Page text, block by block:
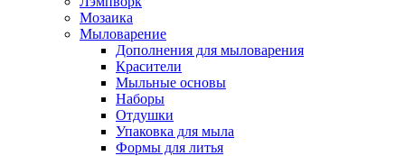
Мозаика
Мыловарение
Дополнения для мыловарения
Красители
Мыльные основы
Наборы
Отдушки
Упаковка для мыла
Формы для литья